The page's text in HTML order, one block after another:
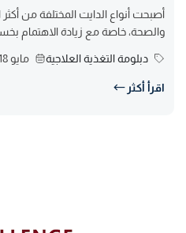
أصبحت أنواع الدايت المختلفة من
والصحة، خاصة مع زيادة الاهتمام
دبلومة التغذية العلاجية مايو 18, 2026
اقرأ أكثر